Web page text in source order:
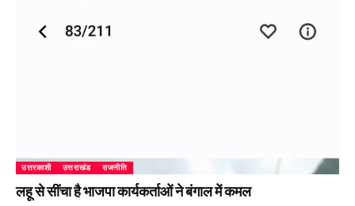
उत्तरकाशी उत्तराखंड राजनीति
लहू से सींचा है भाजपा कार्यकर्ताओं ने बंगाल में कमल